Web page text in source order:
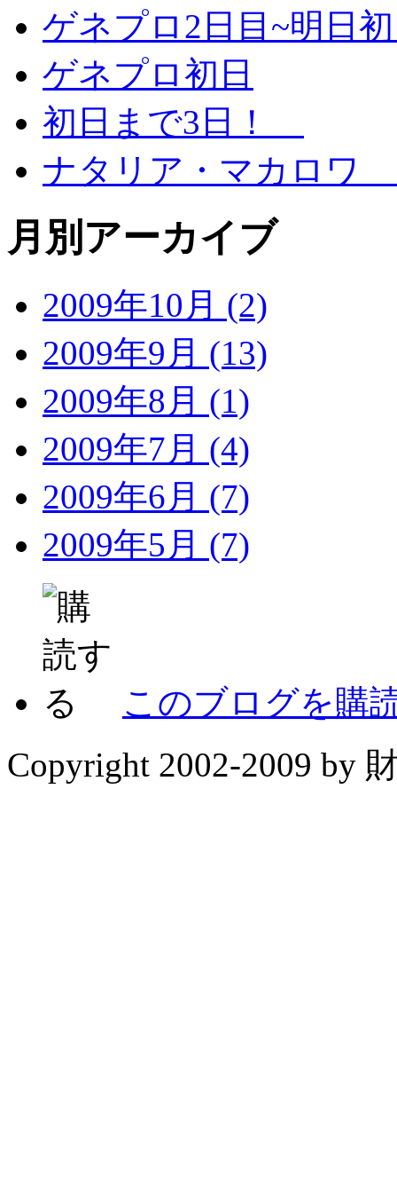
ゲネプロ2日目~明日
ゲネプロ初日
初日まで3日！
ナタリア・マカロワ
月別アーカイブ
2009年10月 (2)
2009年9月 (13)
2009年8月 (1)
2009年7月 (4)
2009年6月 (7)
2009年5月 (7)
このブログを購
Copyright 2002-2009 by